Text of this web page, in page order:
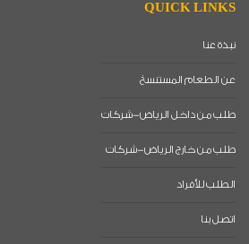
QUICK LINKS
نبذة عنا
عن الطعام المستنسخ
طلب من داخل الرياض-شركات
طلب من خارج الرياض-شركات
الطلب للأفراد
اتصل بنا